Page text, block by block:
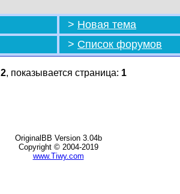
> Новая тема
> Список форумов
2, показывается страница: 1
OriginalBB Version 3.04b
Copyright © 2004-2019
www.Tiwy.com